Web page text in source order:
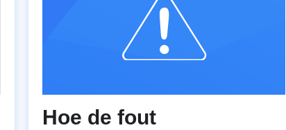
Hoe de fout